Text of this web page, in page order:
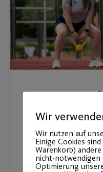
Neues
Functional
Wir
Wir nutzen auf
Einige Cookies
Warenkorb)
nicht-notwendigen
Optimierung